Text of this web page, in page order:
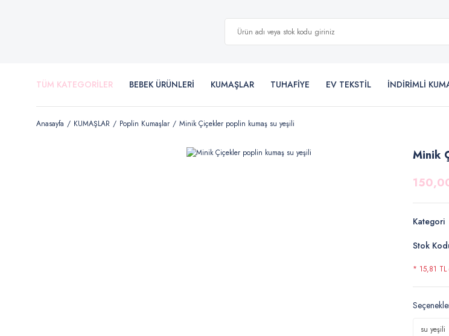
TÜM KATEGORİLER BEBEK ÜRÜNLERİ KUMAŞLAR TUHAFİYE EV TEKSTİL İNDİRİMLİ
Anasayfa KUMAŞLAR Poplin Kumaşlar Minik Çiçekler poplin kumaş su yeşili
Minik
Kategori
Stok
* 15,81 TL